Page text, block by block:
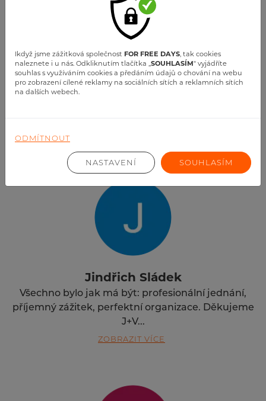
David Seckar
Jindřich Sládek
Všechno bylo jak má být: profesionální jednání,
příjemný zážitek, perfektní organizace. Děkujeme
J+V...
ZOBRAZIT VÍCE
Ikdyž jsme zážitková společnost FOR FREE DAYS , tak cookies
naleznete i u nás. Odkliknutím tlačítka ,, SOUHLASÍM" vyjádříte
souhlas s využíváním cookies a předáním údajů o chování na webu
pro zobrazení cílené reklamy na sociálních sítích a reklamních sítích
na dalších webech.
ODMÍTNOUT
NASTAVENÍ SOUHLASÍM